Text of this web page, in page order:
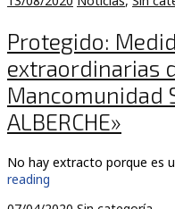
Protegido:
extraordinarias
Mancomunidad
ALBERCHE»
No hay extracto porque es
reading